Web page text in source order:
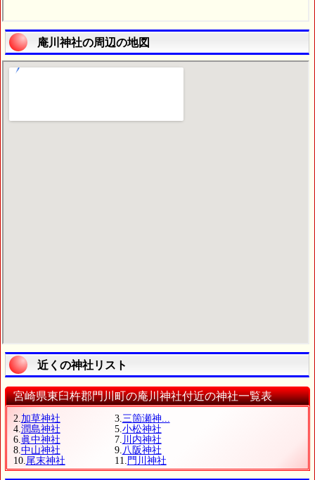
庵川神社の周辺の地図
近くの神社リスト
宮崎県東臼杵郡門川町の庵川神社付近の神社一覧表
2. 加草神社 3. 三箇瀬神...
4. 潤島神社 5. 小松神社
6. 眞中神社 7. 川内神社
8. 中山神社 9. 八阪神社
10. 尾末神社 11. 門川神社